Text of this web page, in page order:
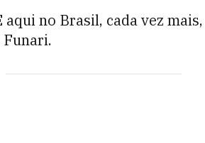
no Brasil, cada vez mais,
Funari.